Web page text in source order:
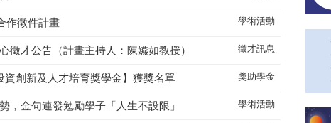
作徵件計畫 學術活動
徵才公告 （計畫主持人：陳嬿如教授） 徵才訊息
創新及人才培育獎學金】獲獎名單 獎助學金
，金句連發勉勵學子「人生不設限」 學術活動